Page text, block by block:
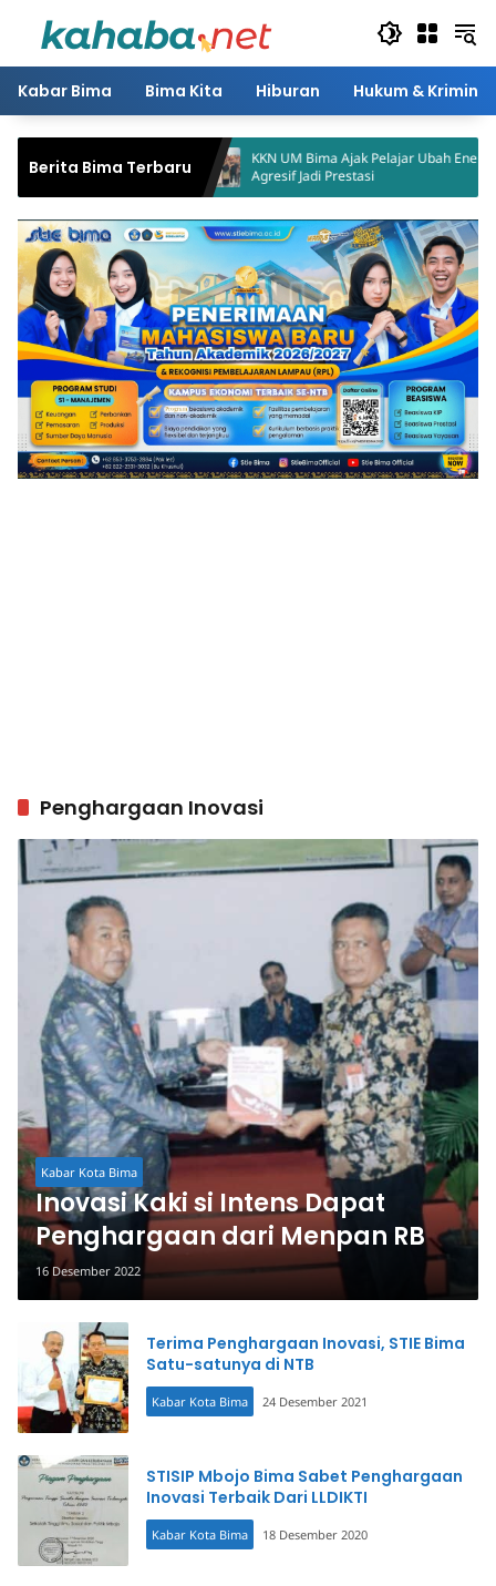
Kabar Bima Bima Kita Hiburan Hukum & Kriminal
Berita Bima Terbaru
HUT RI Jadi
KKN UM Bima Ajak Pelajar Ubah Energi
Agresif Jadi Prestasi
Penghargaan Inovasi
Kabar Kota Bima
Inovasi Kaki si Intens Dapat
Penghargaan dari Menpan RB
16 Desember 2022
Terima Penghargaan Inovasi, STIE Bima
Satu-satunya di NTB
Kabar Kota Bima 24 Desember 2021
STISIP Mbojo Bima Sabet Penghargaan
Inovasi Terbaik Dari LLDIKTI
Kabar Kota Bima 18 Desember 2020